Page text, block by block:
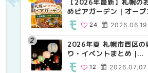
めビアガーデン｜オープ
順に徹底紹介！大通公園
穴場テラスまで | MouLa
HOKKAIDO
2026.06.19
24
2026年夏 札幌市西区の
り・イベントまとめ |
MouLa HOKKAIDO
2026.07.07
12
めビアガ
穴場テラ
24
2026年夏
り・イベ
12
めビアガ
穴場テラ
24
2026年夏
り・イベ
9